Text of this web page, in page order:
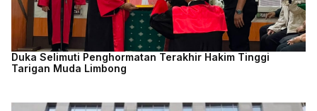
Duka Selimuti Penghormatan Terakhir Hakim Tinggi
Tarigan Muda Limbong